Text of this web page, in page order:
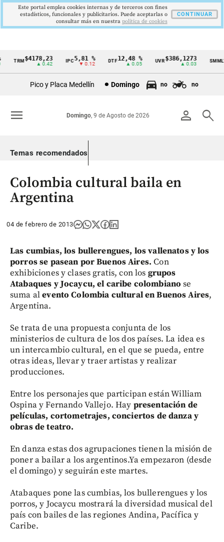
Cintillo
Colombia
TRM$4178,23
▲ 0.42
IPC5,81 %
▼ 0.12
DTF12,48 %
▲ 0.05
UVR$386,1273
▲ 0.03
SMMLV
Pico y Placa Medellín Domingo no no
person search
Domingo, 9 de Agosto de 2026
menu
Temas recomendados
Colombia cultural baila en
Argentina
04 de febrero de 2013
Las cumbias, los bullerengues, los vallenatos y los
porros se pasean por Buenos Aires. Con
exhibiciones y clases gratis, con los grupos
Atabaques y Jocaycu, el caribe colombiano se
suma alevento Colombia cultural en Buenos Aires,
Argentina.
Se trata de una propuesta conjunta de los
ministerios de cultura de los dos países. La idea es
un intercambio cultural, en el que se pueda, entre
otras ideas, llevar y traer artistas y realizar
producciones.
Entre los personajes que participan están William
Ospina y Fernando Vallejo. Hay presentación de
películas, cortometrajes, conciertos de danza y
obras de teatro.
En danza estas dos agrupaciones tienen la misión de
poner a bailar a los argentinos.Ya empezaron (desde
el domingo) y seguirán este martes.
Atabaques pone las cumbias, los bullerengues y los
porros, y Jocaycu mostrará la diversidad musical del
país con bailes de las regiones Andina, Pacífica y
Caribe.
Este portal emplea cookies internas y de terceros con fines
estadísticos, funcionales y publicitarios. Puede aceptarlas o
consultar más en nuestra politica de cookies
CONTINUAR